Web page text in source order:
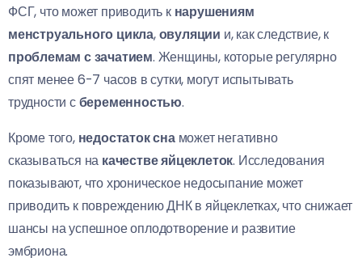
ФСГ, что может приводить к нарушениям
менструального цикла,овуляции и, как следствие, к
проблемам с зачатием. Женщины, которые регулярно
спят менее 6-7 часов в сутки, могут испытывать
трудности сбеременностью.
Кроме того, недостаток снаможет негативно
сказываться на качестве яйцеклеток. Исследования
показывают, что хроническое недосыпание может
приводить к повреждению ДНК в яйцеклетках, что снижает
шансы на успешное оплодотворение и развитие
эмбриона.